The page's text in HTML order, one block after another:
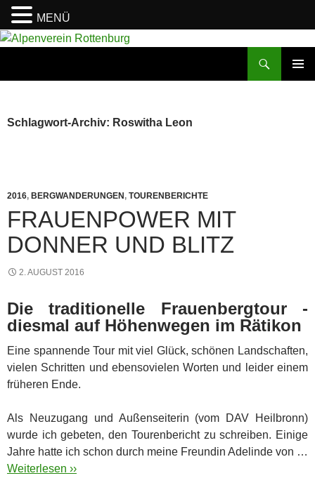
Zum
Schlagwort-Archiv: Roswitha Leon
2016, BERGWANDERUNGEN, TOURENBERICHTE
FRAUENPOWER MIT
DONNER UND BLITZ
2. AUGUST 2016
Die traditionelle Frauenbergtour -
diesmal auf Höhenwegen im Rätikon
Eine spannende Tour mit viel Glück, schönen Landschaften,
vielen Schritten und ebensovielen Worten und leider einem
früheren Ende.
Als Neuzugang und Außenseiterin (vom DAV Heilbronn)
wurde ich gebeten, den Tourenbericht zu schreiben. Einige
Jahre hatte ich schon durch meine Freundin Adelinde von …
Weiterlesen ››
MENÜ